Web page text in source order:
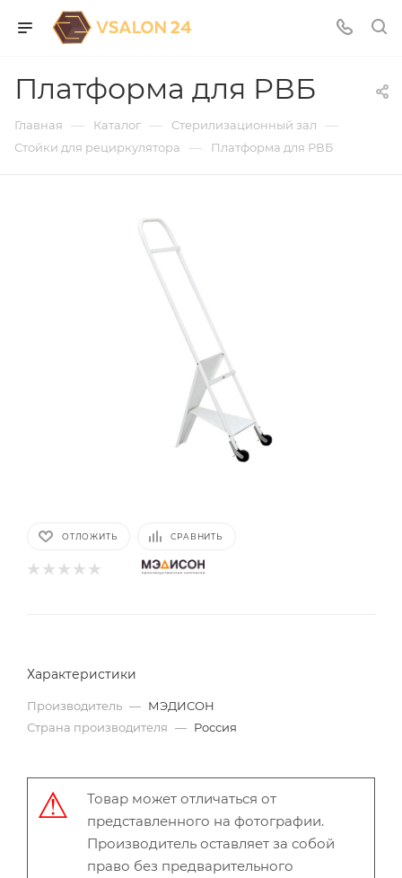
Платформа для РВБ
Главная — Каталог — Стерилизационный зал —
Стойки для рециркулятора — Платформа для РВБ
ОТЛОЖИТЬ СРАВНИТЬ
Характеристики
Производитель — МЭДИСОН
Страна производителя — Россия
Товар может отличаться от
представленного на фотографии.
Производитель оставляет за собой
право без предварительного